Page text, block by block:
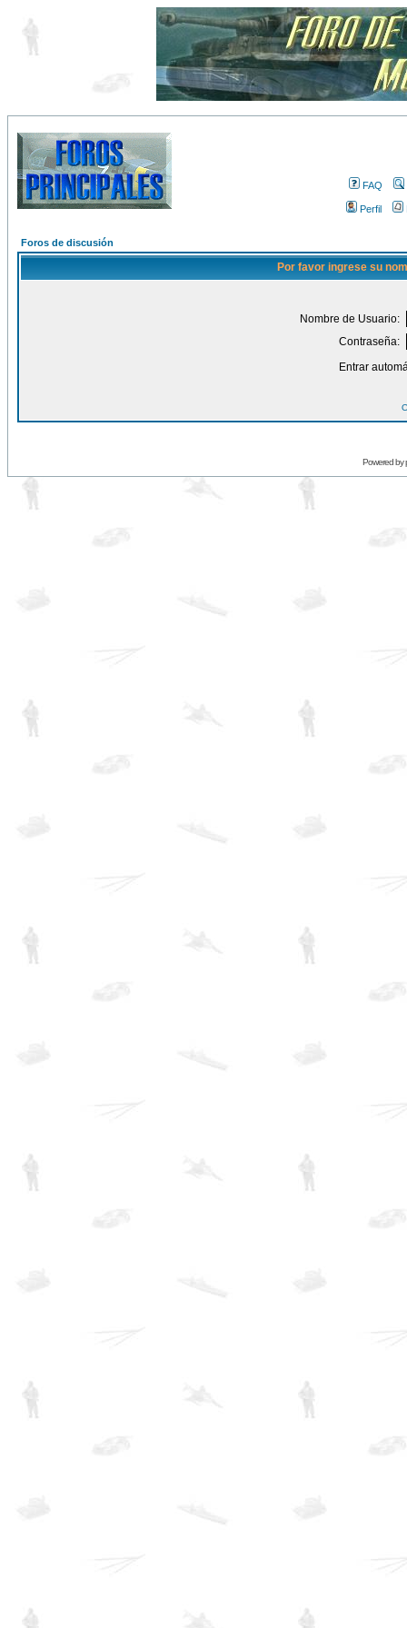
FAQ
Perfil
Foros de discusión
Por favor ingrese su
Nombre de Usuario:
Contraseña:
Entrar
Powered by